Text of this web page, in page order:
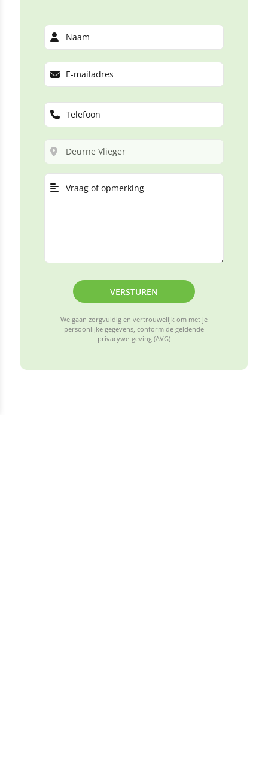
VERSTUREN
We gaan zorgvuldig en vertrouwelijk om met je
persoonlijke gegevens, conform de geldende
privacywetgeving (AVG)